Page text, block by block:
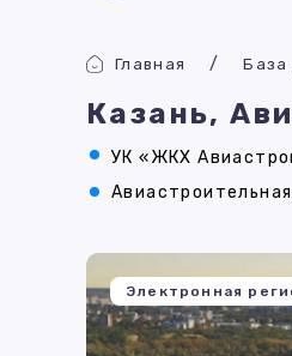
Главная База
Казань,
УК «ЖКХ
Электронная